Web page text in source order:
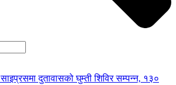
दुतावासको घुम्ती शिविर सम्पन्न, १३०